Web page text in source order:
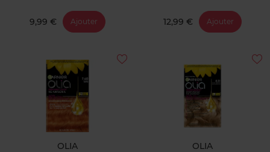
9,99 € Ajouter 12,99 € Ajouter
OLIA OLIA